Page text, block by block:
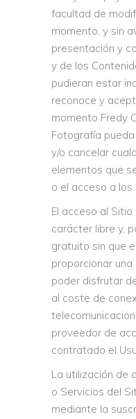
facultad de
momento, y sin
presentación y
y de los
pudieran estar
reconoce y
momento Fredy
Fotografía
y/o cancelar
elementos que
o el acceso a los
El acceso al
carácter libre y,
gratuito sin que
proporcionar
poder disfrutar
al coste de
proveedor de
contratado el
La utilización de
o Servicios del
mediante la